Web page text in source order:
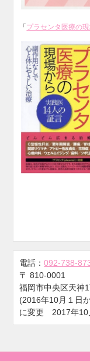
「 プラセンタ医療の
電話：092-738-
〒810-0001
福岡市中央区天
(2016年10月１日
に変更 2017年10